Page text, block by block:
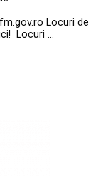
Locuri de
Locuri …